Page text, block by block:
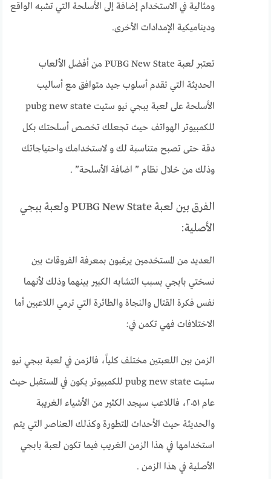
ومثالية في الاستخدام إضافة إلى الأسلحة التي تشبه الواقع
وديناميكية الإمدادات الأخرى.
تعتبر لعبة PUBG New State من أفضل الألعاب
الحديثة التي تقدم أسلوب جيد متوافق مع أساليب
الأسلحة على لعبة ببجي نيو ستيت pubg new state
للكمبيوتر الهواتف حيث تجعلك تخصص أسلحتك بكل
دقة حتى تصبح متناسبة لك و لاستخدامك واحتياجاتك
وذلك من خلال نظام ” اضافة الأسلحة” .
الفرق بين لعبة PUBG New State ولعبة ببجي
الأصلية:
العديد من المستخدمين يرغبون بمعرفة الفروقات بين
نسختي بابجي بسبب التشابه الكبير بينهما وذلك لأنهما
نفس فكرة القتال والنجاة والطائرة التي ترمي اللاعبين أما
الاختلافات فهي تكمن في:
الزمن بين اللعبتين مختلف كلياً، فالزمن في لعبة ببجي نيو
ستيت pubg new state للكمبيوتر يكون في المستقبل حيث
عام ٢٠٥١، فاللاعب سيجد الكثير من الأشياء الغريبة
والحديثة حيث الأحداث المتطورة وكذلك العناصر التي يتم
استخدامها في هذا الزمن الغريب فيما تكون لعبة بابجي
الأصلية في هذا الزمن .